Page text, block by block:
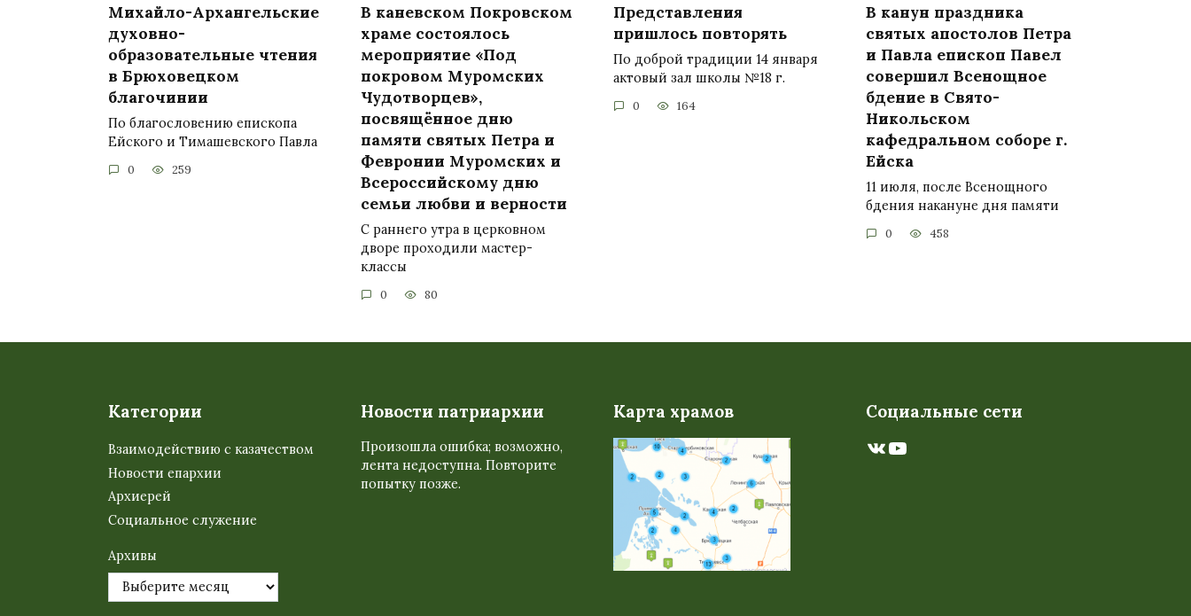
Михайло-Архангельские
духовно-
образовательные чтения
в Брюховецком
благочинии
По благословению епископа
Ейского и Тимашевского Павла
0 259
В каневском Покровском
храме состоялось
мероприятие «Под
покровом Муромских
Чудотворцев»,
посвящённое дню
памяти святых Петра и
Февронии Муромских и
Всероссийскому дню
семьи любви и верности
С раннего утра в церковном
дворе проходили мастер-
классы
0 80
Представления
пришлось повторять
По доброй традиции 14 января
актовый зал школы №18 г.
0 164
В канун праздника
святых апостолов Петра
и Павла епископ Павел
совершил Всенощное
бдение в Свято-
Никольском
кафедральном соборе г.
Ейска
11 июля, после Всенощного
бдения накануне дня памяти
0 458
Категории
Взаимодействию с казачеством
Новости епархии
Архиерей
Социальное служение
Архивы
Новости патриархии
Произошла ошибка; возможно,
лента недоступна. Повторите
попытку позже.
Карта храмов Социальные сети
ВКонтакте
YouTube